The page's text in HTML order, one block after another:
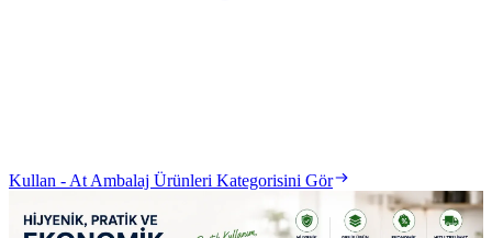
Kullan - At Ambalaj Ürünleri Kategorisini Gör